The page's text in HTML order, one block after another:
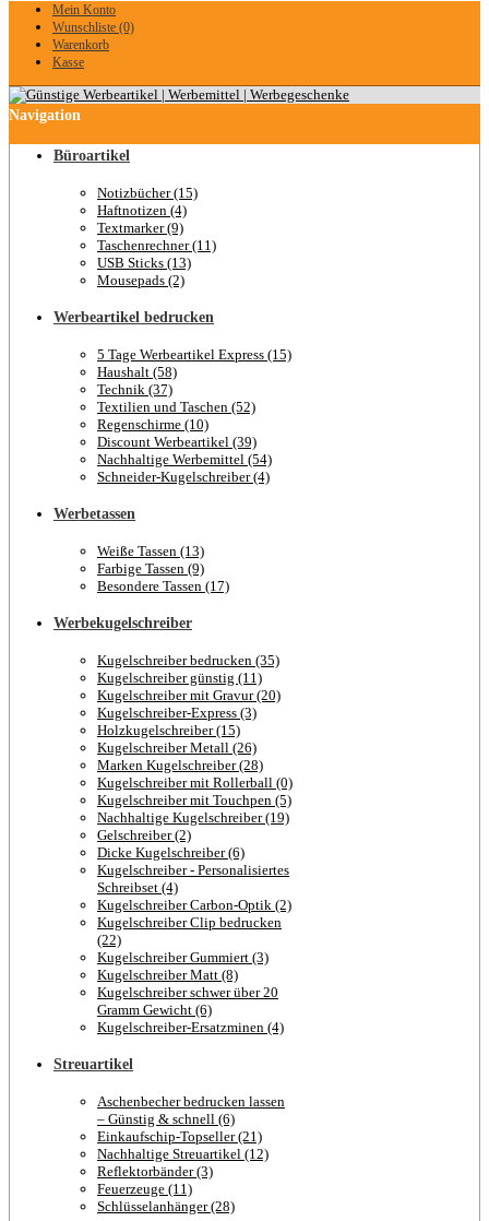
Mein Konto
Wunschliste (0)
Warenkorb
Kasse
Navigation
Büroartikel
Notizbücher (15)
Haftnotizen (4)
Textmarker (9)
Taschenrechner (11)
USB Sticks (13)
Mousepads (2)
Werbeartikel bedrucken
5 Tage Werbeartikel Express (15)
Haushalt (58)
Technik (37)
Textilien und Taschen (52)
Regenschirme (10)
Discount Werbeartikel (39)
Nachhaltige Werbemittel (54)
Schneider-Kugelschreiber (4)
Werbetassen
Weiße Tassen (13)
Farbige Tassen (9)
Besondere Tassen (17)
Werbekugelschreiber
Kugelschreiber bedrucken (35)
Kugelschreiber günstig (11)
Kugelschreiber mit Gravur (20)
Kugelschreiber-Express (3)
Holzkugelschreiber (15)
Kugelschreiber Metall (26)
Marken Kugelschreiber (28)
Kugelschreiber mit Rollerball (0)
Kugelschreiber mit Touchpen (5)
Nachhaltige Kugelschreiber (19)
Gelschreiber (2)
Dicke Kugelschreiber (6)
Kugelschreiber - Personalisiertes
Schreibset (4)
Kugelschreiber Carbon-Optik (2)
Kugelschreiber Clip bedrucken
(22)
Kugelschreiber Gummiert (3)
Kugelschreiber Matt (8)
Kugelschreiber schwer über 20
Gramm Gewicht (6)
Kugelschreiber-Ersatzminen (4)
Streuartikel
Aschenbecher bedrucken lassen
– Günstig & schnell (6)
Einkaufschip-Topseller (21)
Nachhaltige Streuartikel (12)
Reflektorbänder (3)
Feuerzeuge (11)
Schlüsselanhänger (28)